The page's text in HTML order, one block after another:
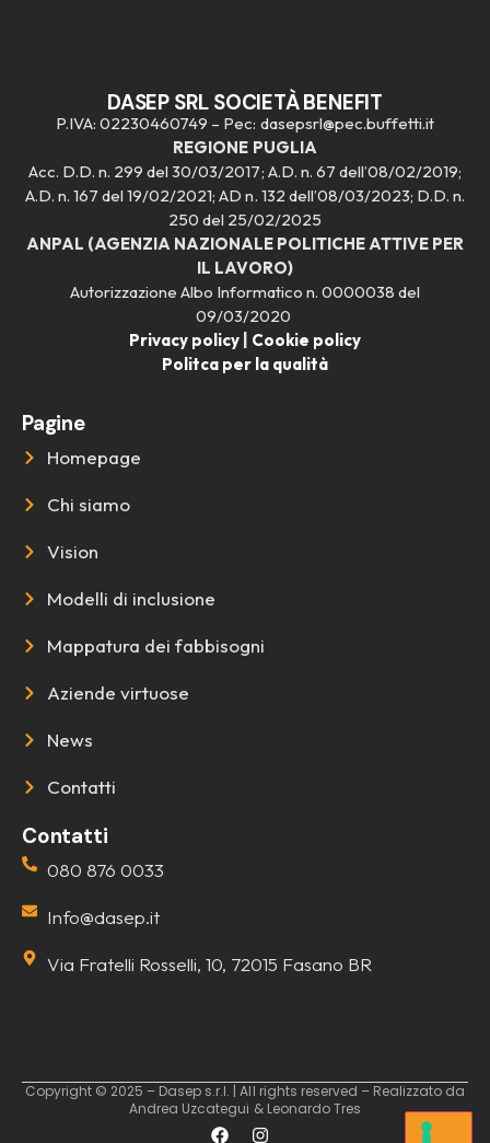
DASEP SRL SOCIETÀ BENEFIT
P.IVA: 02230460749 – Pec: dasepsrl@pec.buffetti.it
REGIONE PUGLIA
Acc. D.D. n. 299 del 30/03/2017; A.D. n. 67 dell’08/02/2019;
A.D. n. 167 del 19/02/2021; AD n. 132 dell’08/03/2023; D.D. n.
250 del 25/02/2025
ANPAL (AGENZIA NAZIONALE POLITICHE ATTIVE PER
IL LAVORO)
Autorizzazione Albo Informatico n. 0000038 del
09/03/2020
Privacy policy| Cookie policy
Politca per la qualità
Pagine
Homepage
Chi siamo
Vision
Modelli di inclusione
Mappatura dei fabbisogni
Aziende virtuose
News
Contatti
Contatti
080 876 0033
Info@dasep.it
Via Fratelli Rosselli, 10, 72015 Fasano BR
Copyright © 2025 – Dasep s.r.l. | All rights reserved – Realizzato da
Andrea Uzcategui & Leonardo Tres